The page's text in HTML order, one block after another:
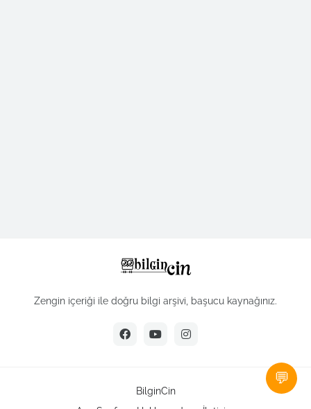
Zengin içeriği ile doğru bilgi arşivi, başucu kaynağınız.
BilginCin
💬